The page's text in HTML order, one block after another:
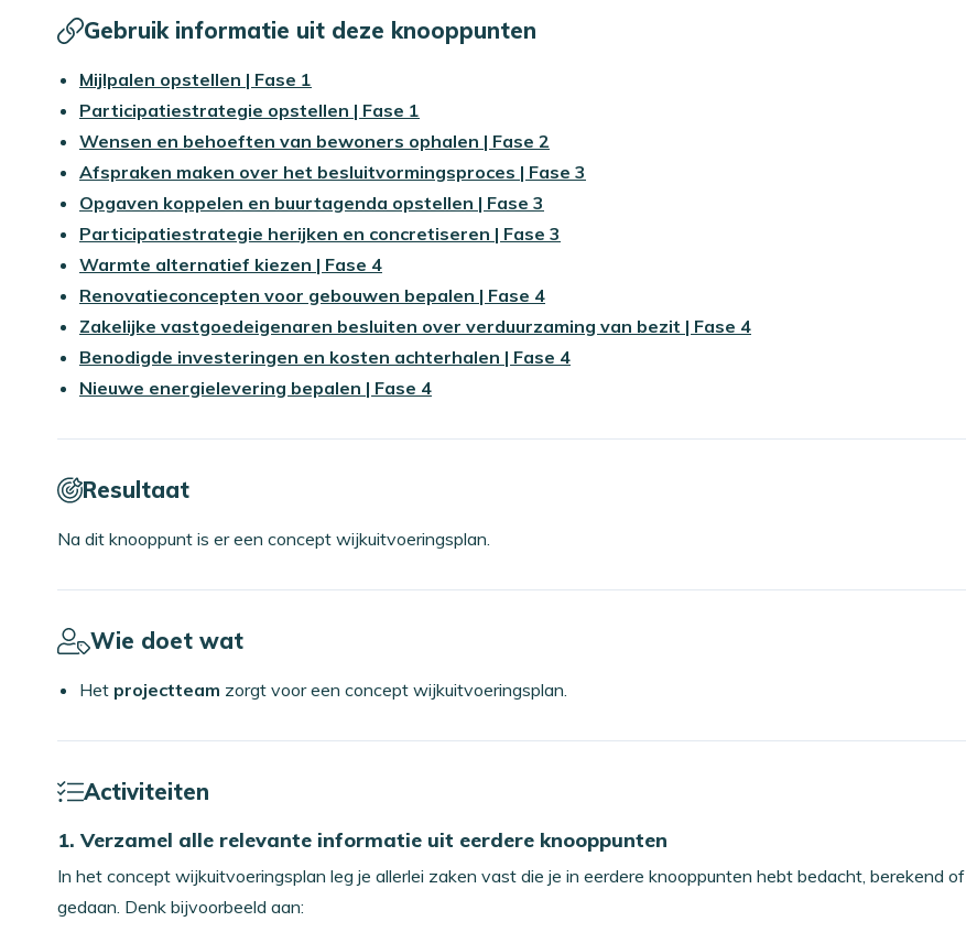
Gebruik informatie uit deze knooppunten
Mijlpalen opstellen | Fase 1
Participatiestrategie opstellen | Fase 1
Wensen en behoeften van bewoners ophalen | Fase 2
Afspraken maken over het besluitvormingsproces | Fase 3
Opgaven koppelen en buurtagenda opstellen | Fase 3
Participatiestrategie herijken en concretiseren | Fase 3
Warmte alternatief kiezen | Fase 4
Renovatieconcepten voor gebouwen bepalen | Fase 4
Zakelijke vastgoedeigenaren besluiten over verduurzaming van bezit | Fase 4
Benodigde investeringen en kosten achterhalen | Fase 4
Nieuwe energielevering bepalen | Fase 4
Resultaat
Na dit knooppunt is er een concept wijkuitvoeringsplan.
Wie doet wat
Het projectteam zorgt voor een concept wijkuitvoeringsplan.
Activiteiten
1. Verzamel alle relevante informatie uit eerdere knooppunten
In het concept wijkuitvoeringsplan leg je allerlei zaken vast die je in eerdere knooppunten hebt bedacht, berekend of
gedaan. Denk bijvoorbeeld aan: